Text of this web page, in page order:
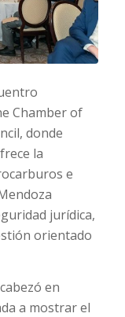
Chamber of
donde
la
e
jurídica,
orientado
en
a mostrar el